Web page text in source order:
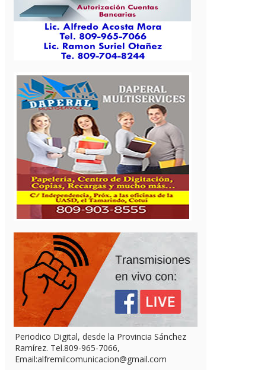
Periodico Digital, desde la Provincia Sánchez
Ramírez. Tel.809-965-7066,
Email:alfremilcomunicacion@gmail.com